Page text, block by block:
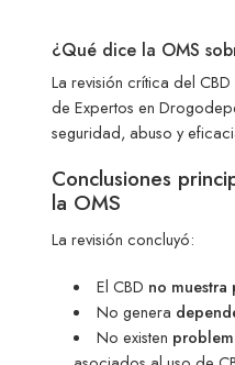
¿Qué dice la OMS
La revisión crítica del
de Expertos en
seguridad, abuso y
Conclusiones
la OMS
La revisión concluyó:
El CBD no
No genera
No existen